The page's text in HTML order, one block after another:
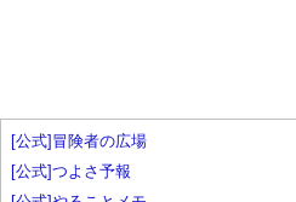
[公式]冒険者の広場
[公式]つよさ予報